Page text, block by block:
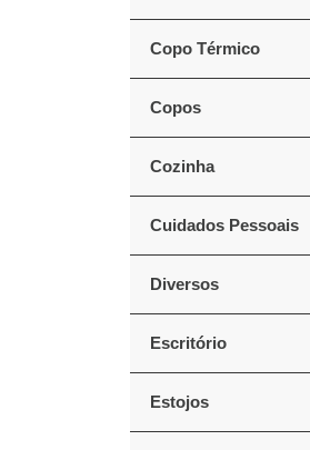
Copo Térmico
Copos
Cozinha
Cuidados Pessoais
Diversos
Escritório
Estojos